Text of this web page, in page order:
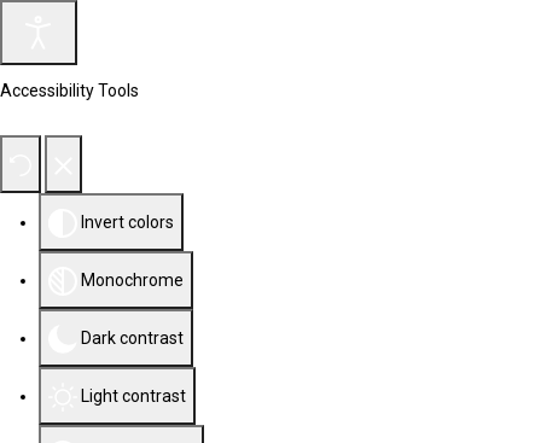
Accessibility Tools
Invert colors
Monochrome
Dark contrast
Light contrast